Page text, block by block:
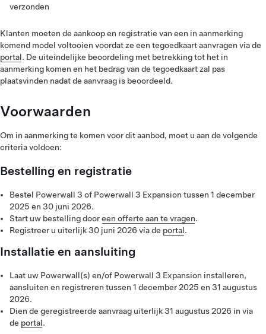
verzonden
Klanten moeten de aankoop en registratie van een in aanmerking
komend model voltooien voordat ze een tegoedkaart aanvragen via de
portal. De uiteindelijke beoordeling met betrekking tot het in
aanmerking komen en het bedrag van de tegoedkaart zal pas
plaatsvinden nadat de aanvraag is beoordeeld.
Voorwaarden
Om in aanmerking te komen voor dit aanbod, moet u aan de volgende
criteria voldoen:
Bestelling en registratie
Bestel Powerwall 3 of Powerwall 3 Expansion tussen 1 december
2025 en 30 juni 2026.
Start uw bestelling dooreen offerte aan te vragen.
Registreer u uiterlijk 30 juni 2026 via de portal.
Installatie en aansluiting
Laat uw Powerwall(s) en/of Powerwall 3 Expansion installeren,
aansluiten en registreren tussen 1 december 2025 en 31 augustus
2026.
Dien de geregistreerde aanvraag uiterlijk 31 augustus 2026 in via
de portal.